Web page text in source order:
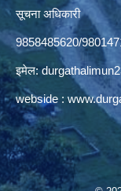
सूचना अधिकारी
9858485620/
इमेल:
webside :